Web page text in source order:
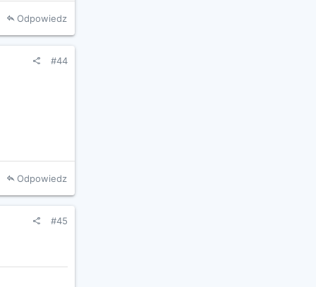
Odpowiedz
#44
Odpowiedz
#45